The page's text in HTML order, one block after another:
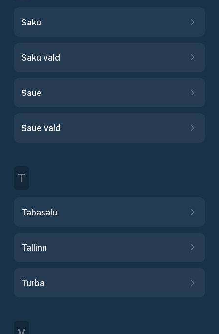
Saku
Saku vald
Saue
Saue vald
T
Tabasalu
Tallinn
Turba